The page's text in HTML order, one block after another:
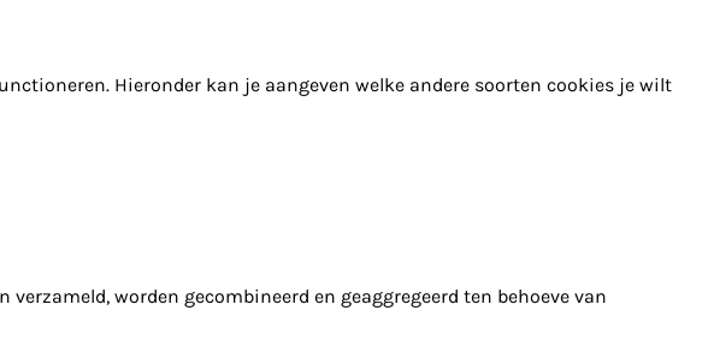
Hieronder kan je aangeven welke andere soorten cookies je wilt
worden gecombineerd en geaggregeerd ten behoeve van